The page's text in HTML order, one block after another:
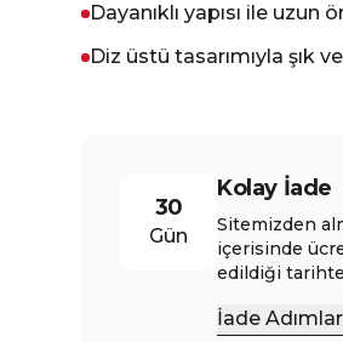
Dayanıklı yapısı ile
Diz üstü tasarımıyla şık
30
Gün
Kolay İade
Sitemizden
içerisinde
edildiği
İade